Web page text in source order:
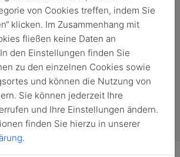
von Cookies treffen, indem Sie
klicken. Im Zusammenhang mit
fließen keine Daten an
den Einstellungen finden Sie
zu den einzelnen Cookies sowie
und können die Nutzung von
Sie können jederzeit Ihre
und Ihre Einstellungen ändern.
finden Sie hierzu in unserer
.